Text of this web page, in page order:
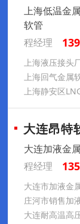
上海低温金
软管
程经理
上海液压接头
上海回气金属
上海静安区
大连昂特
大连加液金
程经理
大连市加液金
庄河市销售加
大连耐高温高